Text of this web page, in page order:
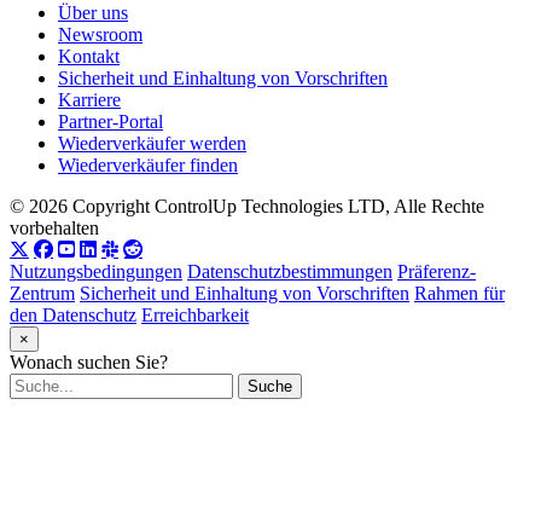
Über uns
Newsroom
Kontakt
Sicherheit und Einhaltung von Vorschriften
Karriere
Partner-Portal
Wiederverkäufer werden
Wiederverkäufer finden
© 2026 Copyright ControlUp Technologies LTD, Alle Rechte
vorbehalten
Nutzungsbedingungen Datenschutzbestimmungen Präferenz-
Zentrum Sicherheit und Einhaltung von Vorschriften Rahmen für
den Datenschutz Erreichbarkeit
×
Wonach suchen Sie?